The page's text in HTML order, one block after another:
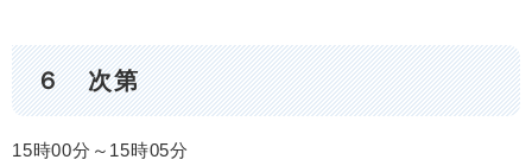
６ 次第
15時00分～15時05分